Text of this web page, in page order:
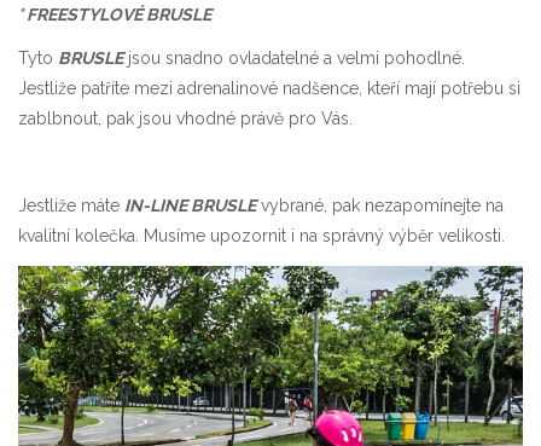
° FREESTYLOVÉ BRUSLE
Tyto BRUSLEjsou snadno ovladatelné a velmi pohodlné.
Jestliže patříte mezi adrenalinové nadšence, kteří mají potřebu si
zablbnout, pak jsou vhodné právě pro Vás.
Jestliže máte IN-LINE BRUSLEvybrané, pak nezapomínejte na
kvalitní kolečka. Musíme upozornit i na správný výběr velikosti.